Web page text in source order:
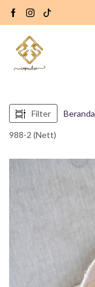
Filter Beranda
988-2 (Nett)